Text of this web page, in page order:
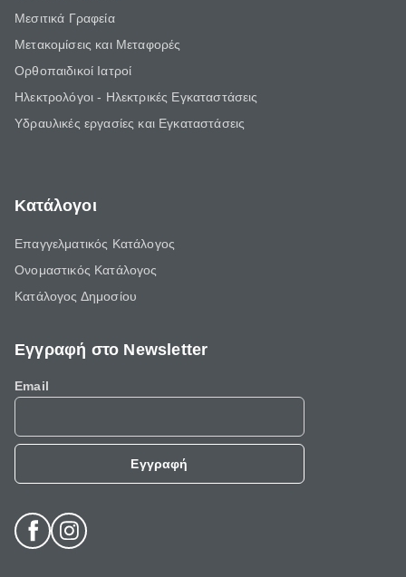
Μεσιτικά Γραφεία
Μετακομίσεις και Μεταφορές
Ορθοπαιδικοί Ιατροί
Ηλεκτρολόγοι - Ηλεκτρικές Εγκαταστάσεις
Υδραυλικές εργασίες και Εγκαταστάσεις
Κατάλογοι
Επαγγελματικός Κατάλογος
Ονομαστικός Κατάλογος
Κατάλογος Δημοσίου
Εγγραφή στο Newsletter
Email
Εγγραφή